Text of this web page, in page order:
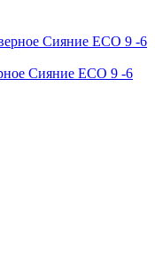
Сияние ECO 9 -6